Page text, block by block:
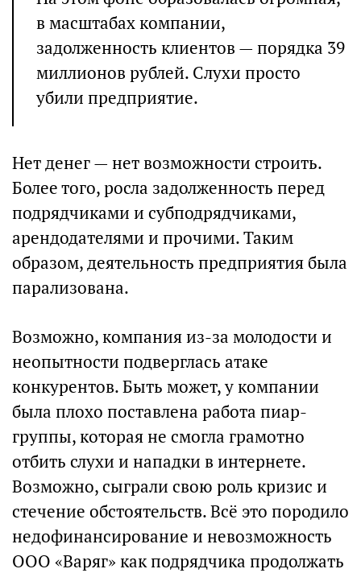
в масштабах компании,
задолженность клиентов — порядка 39
миллионов рублей. Слухи просто
убили предприятие.
Нет денег — нет возможности строить.
Более того, росла задолженность перед
подрядчиками и субподрядчиками,
арендодателями и прочими. Таким
образом, деятельность предприятия была
парализована.
Возможно, компания из-за молодости и
неопытности подверглась атаке
конкурентов. Быть может, у компании
была плохо поставлена работа пиар-
группы, которая не смогла грамотно
отбить слухи и нападки в интернете.
Возможно, сыграли свою роль кризис и
стечение обстоятельств. Всё это породило
недофинансирование и невозможность
ООО «Варяг» как подрядчика продолжать